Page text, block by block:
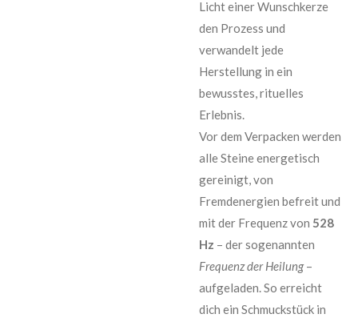
Licht einer Wunschkerze
den Prozess und
verwandelt jede
Herstellung in ein
bewusstes, rituelles
Erlebnis.
Vor dem Verpacken werden
alle Steine energetisch
gereinigt, von
Fremdenergien befreit und
mit der Frequenz von 528
Hz – der sogenannten
Frequenz der Heilung–
aufgeladen. So erreicht
dich ein Schmuckstück in